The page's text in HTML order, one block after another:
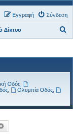
Σύνδεση
Εγγραφή
Δίκτυο
Οδός,
, Ολυμπία Οδός,